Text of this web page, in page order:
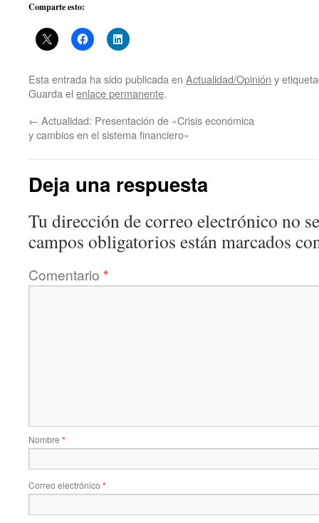
Comparte esto:
Esta entrada ha sido publicada en Actualidad/Opinión y
Guarda el enlace permanente.
← Actualidad: Presentación de «Crisis económica
y cambios en el sistema financiero»
Deja una respuesta
Tu dirección de correo electrónico no
campos obligatorios están marcados
Comentario *
Nombre *
Correo electrónico *